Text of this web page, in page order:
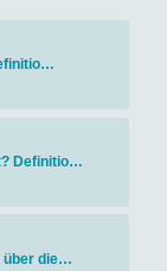
Definitio…
über die…